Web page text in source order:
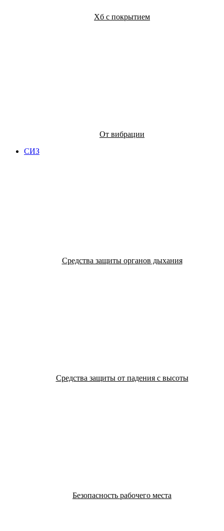
Хб с покрытием
От вибрации
СИЗ
Средства защиты органов дыхания
Средства защиты от падения с высоты
Безопасность рабочего места